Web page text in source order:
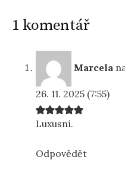
1 komentář
Marcela
26. 11. 2025 (7:55)
Luxusní.
Odpovědět